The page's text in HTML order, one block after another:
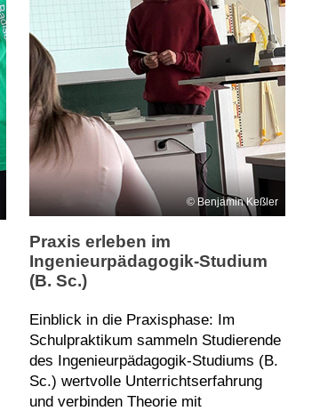
Benjamin Keßler
Praxis erleben im
Ingenieurpädagogik-Studium
(B. Sc.)
Einblick in die Praxisphase: Im
Schulpraktikum sammeln Studierende
des Ingenieurpädagogik-Studiums (B.
Sc.) wertvolle Unterrichtserfahrung
und verbinden Theorie mit